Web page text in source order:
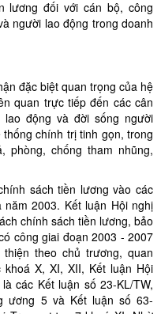
lương đối với cán bộ, công
người lao động trong doanh
đặc biệt quan trọng của hệ
quan trực tiếp đến các cân
động và đời sống người
chính trị tinh gọn, trong
phòng, chống tham nhũng,
sách tiền lương vào các
2003. Kết luận Hội nghị
chính sách tiền lương, bảo
công giai đoạn 2003 - 2007
theo chủ trương, quan
X, XI, XII, Kết luận Hội
các Kết luận số 23-KL/TW,
ương 5 và Kết luận số 63-